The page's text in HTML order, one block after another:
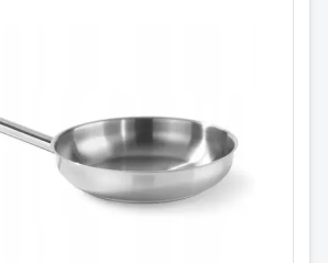
Stekepanne
⌀320 x55 mm. / Hendi